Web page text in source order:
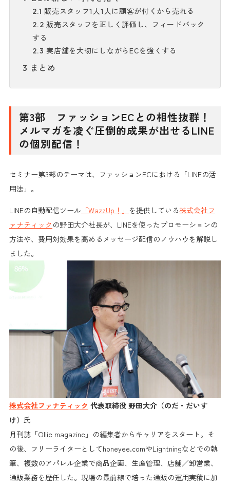
2.1 販売スタッフ1人1人に顧客が付くから売れる
2.2 販売スタッフを正しく評価し、フィードバック
する
2.3 実店舗を大切にしながらECを強くする
3 まとめ
第3部 ファッションECとの相性抜群！
メルマガを凌ぐ圧倒的成果が出せるLINE
の個別配信！
セミナー第3部のテーマは、ファッションECにおける「LINEの活
用法」。
LINEの自動配信ツール「WazzUp！」 を提供している株式会社フ
ァナティック の野田大介社長が、LINEを使ったプロモーションの
方法や、費用対効果を高めるメッセージ配信のノウハウを解説し
ました。
株式会社ファナティック 代表取締役 野田大介（のだ・だいす
け） 氏
月刊誌「Ollie magazine」の編集者からキャリアをスタート。そ
の後、フリーライターとしてhoneyee.comやLightningなどでの執
筆、複数のアパレル企業で商品企画、生産管理、店舗／卸営業、
通販業務を歴任した。現場の最前線で培った通販の運用実積に加